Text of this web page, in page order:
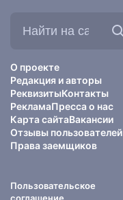
О проекте
Редакция и авторы
РеквизитыКонтакты
РекламаПресса о нас
Карта сайтаВакансии
Отзывы пользователей
Права заемщиков
Пользовательское